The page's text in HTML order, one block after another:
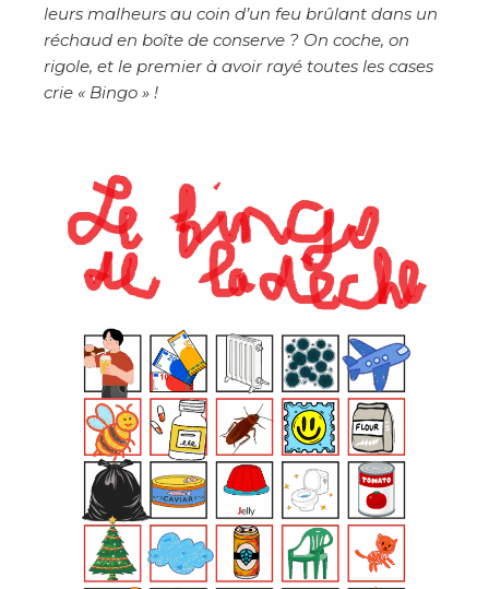
leurs malheurs au coin d’un feu brûlant dans un
réchaud en boîte de conserve ? On coche, on
rigole, et le premier à avoir rayé toutes les cases
crie « Bingo » !